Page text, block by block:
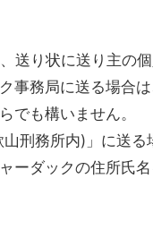
送り状に送り主の
事務局に送る場合
でも構いません。
山刑務所内)」に送
ーダックの住所氏名